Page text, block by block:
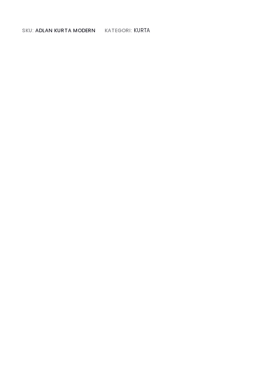
SKU: ADLAN KURTA MODERN KATEGORI: KURTA